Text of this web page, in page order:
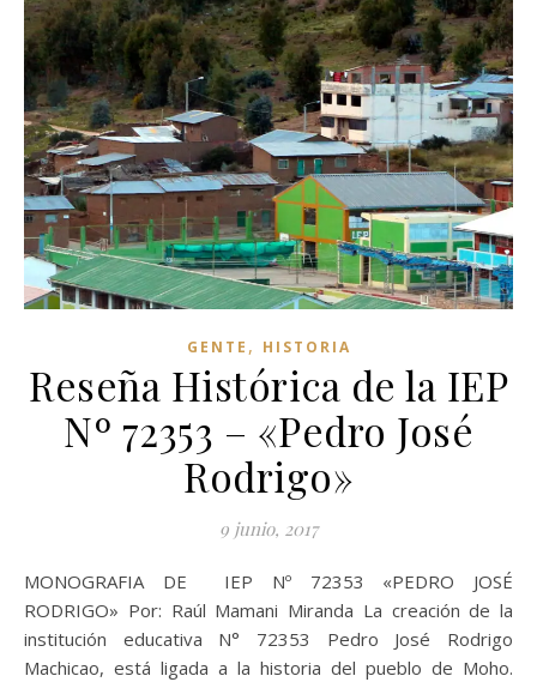
GENTE , HISTORIA
Reseña Histórica de la IEP
Nº 72353 – «Pedro José
Rodrigo»
9 junio, 2017
MONOGRAFIA DE IEP Nº 72353 «PEDRO JOSÉ
RODRIGO» Por: Raúl Mamani Miranda La creación de la
institución educativa N° 72353 Pedro José Rodrigo
Machicao, está ligada a la historia del pueblo de Moho.